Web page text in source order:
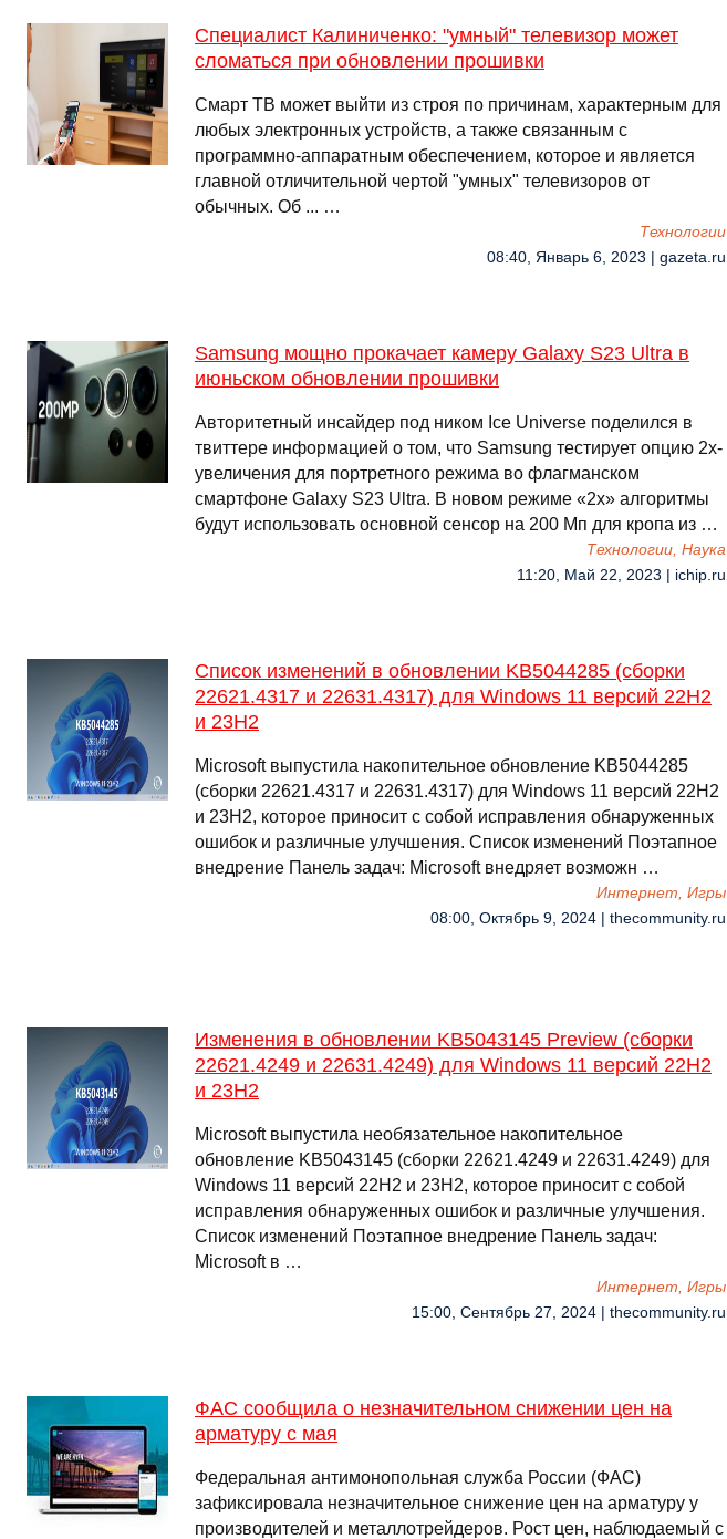
Специалист Калиниченко: "умный" телевизор может
сломаться при обновлении прошивки
Смарт ТВ может выйти из строя по причинам, характерным для
любых электронных устройств, а также связанным с
программно-аппаратным обеспечением, которое и является
главной отличительной чертой "умных" телевизоров от
обычных. Об ... …
Технологии
08:40, Январь 6, 2023 | gazeta.ru
Samsung мощно прокачает камеру Galaxy S23 Ultra в
июньском обновлении прошивки
Авторитетный инсайдер под ником Ice Universe поделился в
твиттере информацией о том, что Samsung тестирует опцию 2x-
увеличения для портретного режима во флагманском
смартфоне Galaxy S23 Ultra. В новом режиме «2x» алгоритмы
будут использовать основной сенсор на 200 Мп для кропа из …
Технологии, Наука
11:20, Май 22, 2023 | ichip.ru
Список изменений в обновлении KB5044285 (сборки
22621.4317 и 22631.4317) для Windows 11 версий 22H2
и 23H2
Microsoft выпустила накопительное обновление KB5044285
(сборки 22621.4317 и 22631.4317) для Windows 11 версий 22H2
и 23H2, которое приносит с собой исправления обнаруженных
ошибок и различные улучшения. Список изменений Поэтапное
внедрение Панель задач: Microsoft внедряет возможн …
Интернет, Игры
08:00, Октябрь 9, 2024 | thecommunity.ru
Изменения в обновлении KB5043145 Preview (сборки
22621.4249 и 22631.4249) для Windows 11 версий 22H2
и 23H2
Microsoft выпустила необязательное накопительное
обновление KB5043145 (сборки 22621.4249 и 22631.4249) для
Windows 11 версий 22H2 и 23H2, которое приносит с собой
исправления обнаруженных ошибок и различные улучшения.
Список изменений Поэтапное внедрение Панель задач:
Microsoft в …
Интернет, Игры
15:00, Сентябрь 27, 2024 | thecommunity.ru
ФАС сообщила о незначительном снижении цен на
арматуру с мая
Федеральная антимонопольная служба России (ФАС)
зафиксировала незначительное снижение цен на арматуру у
производителей и металлотрейдеров. Рост цен, наблюдаемый с